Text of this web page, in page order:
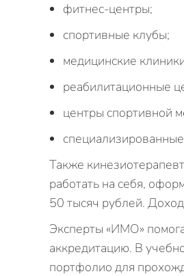
фитнес-центры;
спортивные клубы;
медицинские
реабилитационные
центры спортивной
Также
работать на себя,
50 тысяч рублей.
Эксперты «ИМО»
аккредитацию. В
портфолио для